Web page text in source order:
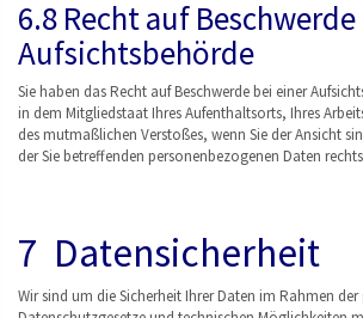
6.8 Recht auf
Aufsichtsbehörde
Sie haben das Recht auf Beschwerde bei einer
in dem Mitgliedstaat Ihres Aufenthaltsorts, Ihres
des mutmaßlichen Verstoßes, wenn Sie der Ansicht
der Sie betreffenden personenbezogenen Daten
7 Datensicherheit
Wir sind um die Sicherheit Ihrer Daten im Rahmen der